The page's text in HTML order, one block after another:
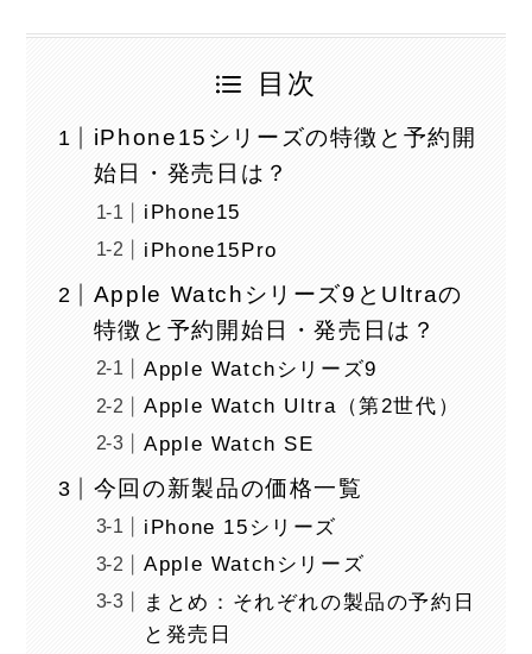
目次
iPhone15シリーズの特徴と予約開
始日・発売日は？
iPhone15
iPhone15Pro
Apple Watchシリーズ9とUltraの
特徴と予約開始日・発売日は？
Apple Watchシリーズ9
Apple Watch Ultra（第2世代）
Apple Watch SE
今回の新製品の価格一覧
iPhone 15シリーズ
Apple Watchシリーズ
まとめ：それぞれの製品の予約日
と発売日